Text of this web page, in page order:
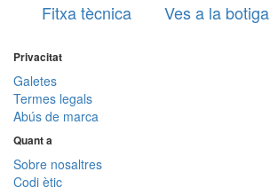
Fitxa tècnica Ves a la botiga
Privacitat
Galetes
Termes legals
Abús de marca
Quant a
Sobre nosaltres
Codi ètic